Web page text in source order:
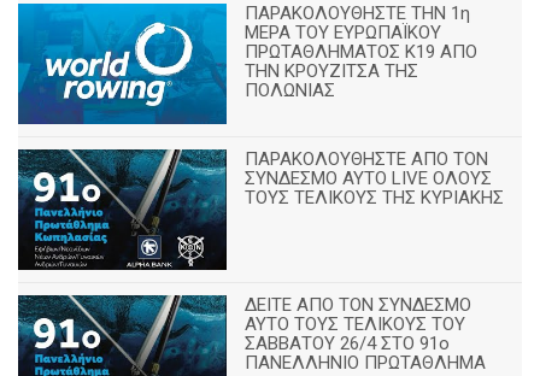
ΠΑΡΑΚΟΛΟΥΘΗΣΤΕ ΤΗΝ 1η
ΜΕΡΑ ΤΟΥ ΕΥΡΩΠΑΪΚΟΥ
ΠΡΩΤΑΘΛΗΜΑΤΟΣ Κ19 ΑΠΟ
ΤΗΝ ΚΡΟΥΖΙΤΣΑ ΤΗΣ
ΠΟΛΩΝΙΑΣ
ΠΑΡΑΚΟΛΟΥΘΗΣΤΕ ΑΠΟ ΤΟΝ
ΣΥΝΔΕΣΜΟ ΑΥΤΟ LIVE ΟΛΟΥΣ
ΤΟΥΣ ΤΕΛΙΚΟΥΣ ΤΗΣ ΚΥΡΙΑΚΗΣ
ΔΕΙΤΕ ΑΠΟ ΤΟΝ ΣΥΝΔΕΣΜΟ
ΑΥΤΟ ΤΟΥΣ ΤΕΛΙΚΟΥΣ ΤΟΥ
ΣΑΒΒΑΤΟΥ 26/4 ΣΤΟ 91ο
ΠΑΝΕΛΛΗΝΙΟ ΠΡΩΤΑΘΛΗΜΑ